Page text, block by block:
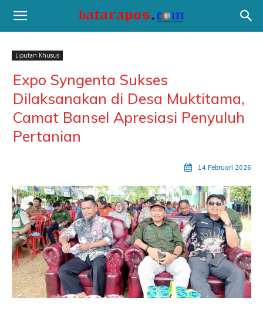
Liputan Khusus
Expo Syngenta Sukses
Dilaksanakan di Desa Muktitama,
Camat Bansel Apresiasi Penyuluh
Pertanian
14 Februari 2026